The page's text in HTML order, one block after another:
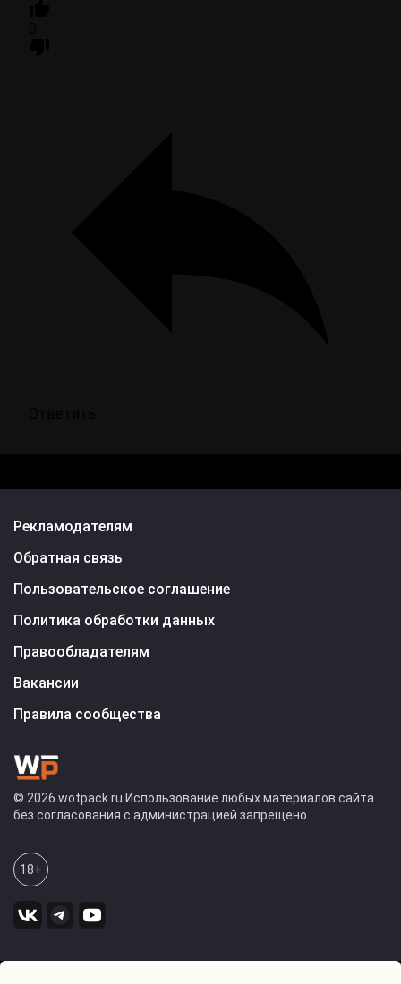
Рекламодателям
Обратная связь
Пользовательское соглашение
Политика обработки данных
Правообладателям
Вакансии
Правила сообщества
© 2026 wotpack.ru Использование любых материалов сайта
без согласования с администрацией запрещено
18+